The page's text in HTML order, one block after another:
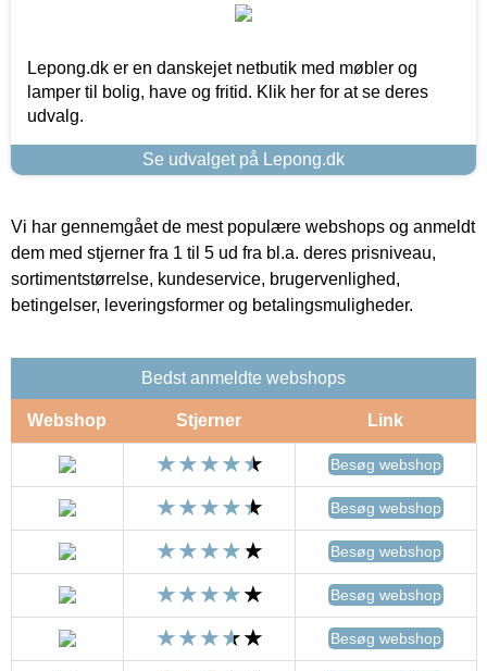
Lepong.dk er en danskejet netbutik med møbler og
lamper til bolig, have og fritid. Klik her for at se deres
udvalg.
Se udvalget på Lepong.dk
Vi har gennemgået de mest populære webshops og anmeldt
dem med stjerner fra 1 til 5 ud fra bl.a. deres prisniveau,
sortimentstørrelse, kundeservice, brugervenlighed,
betingelser, leveringsformer og betalingsmuligheder.
Bedst anmeldte webshops
Webshop Stjerner Link
Besøg webshop
Besøg webshop
Besøg webshop
Besøg webshop
Besøg webshop